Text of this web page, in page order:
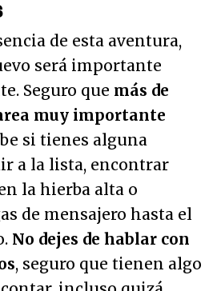
de esta aventura,
será importante
Seguro que más de
muy importante
si tienes alguna
a la lista, encontrar
la hierba alta o
de mensajero hasta el
No dejes de hablar con
, seguro que tienen algo